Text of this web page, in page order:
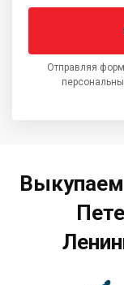
Отправляя
Выкупаем